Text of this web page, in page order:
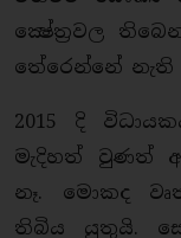
ක්‍ෂේත‍්‍රවල
තේරෙන්නේ
2015 දි
මැදිහත් වුණත්
නෑ. මොකද
තිබිය යුතුයි.